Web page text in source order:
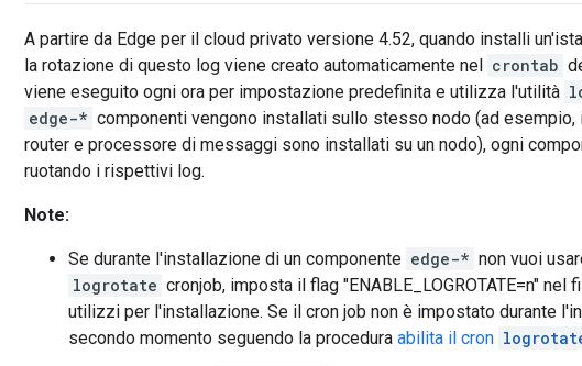
A partire da Edge per il cloud privato versione 4.52, quando installi
la rotazione di questo log viene creato automaticamente nel crontab
viene eseguito ogni ora per impostazione predefinita e utilizza l'utilità
edge-* componenti vengono installati sullo stesso nodo (ad
router e processore di messaggi sono installati su un nodo), ogni
ruotando i rispettivi log.
Note:
Se durante l'installazione di un componente edge-* non vuoi
logrotate cronjob, imposta il flag "ENABLE_LOGROTATE=n"
utilizzi per l'installazione. Se il cron job non è impostato durante
secondo momento seguendo la procedura abilita il cron